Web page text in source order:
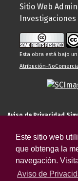
Este sitio web
que obtenga la
navegación.
Aviso de
Sitio Web
Investigaciones
Esta obra está bajo
Atribución-
Aviso de Privacidad
El Instituto de
tratamiento de sus
alumno, docente,
invitado externo
anteriormente descritas